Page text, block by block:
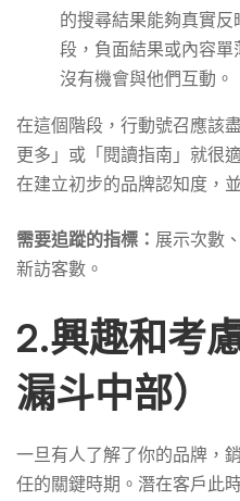
的搜尋結果能夠真實
段，負面結果或內容
沒有機會與他們互動。
在這個階段，行動號召應該
更多」或「閱讀指南」就很
在建立初步的品牌認知度，
需要追蹤的指標： 展示次數
新訪客數。
2.興趣和考
漏斗中部）
一旦有人了解了你的品牌，
任的關鍵時期。潛在客戶此